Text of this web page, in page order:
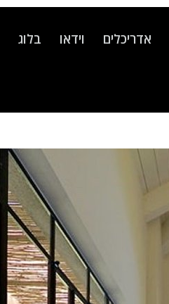
אדריכלים וידאו בלוג